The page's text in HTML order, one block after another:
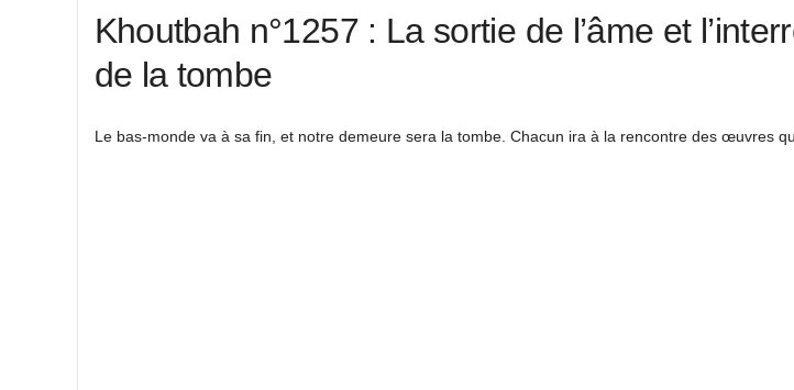
Khoutbah n°1257 : La sortie de l’âme et
de la tombe
Le bas-monde va à sa fin, et notre demeure sera la tombe. Chacun ira à la rencontre des œuvres